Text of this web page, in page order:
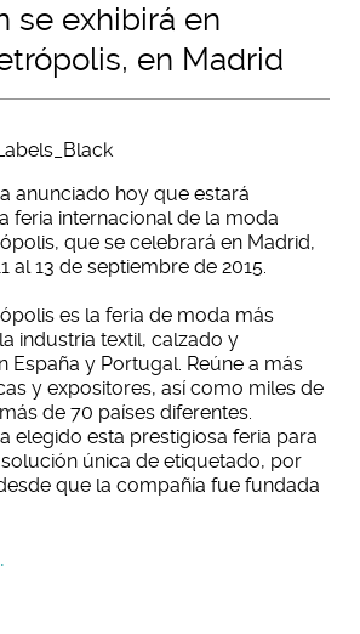
se exhibirá en
en Madrid
anunciado hoy que estará
feria internacional de la moda
que se celebrará en Madrid,
al 13 de septiembre de 2015.
es la feria de moda más
industria textil, calzado y
España y Portugal. Reúne a más
y expositores, así como miles de
de 70 países diferentes.
elegido esta prestigiosa feria para
única de etiquetado, por
que la compañía fue fundada